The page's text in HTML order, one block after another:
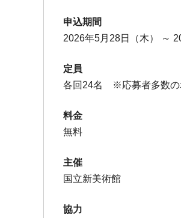
申込期間
2026年5月28日（木）
～
定員
各回24名 ※応募者多数の
料金
無料
主催
国立新美術館
協力